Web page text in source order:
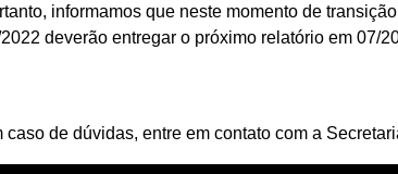
informamos que neste momento de
deverão entregar o próximo relatório em 07/
caso de dúvidas, entre em contato com a